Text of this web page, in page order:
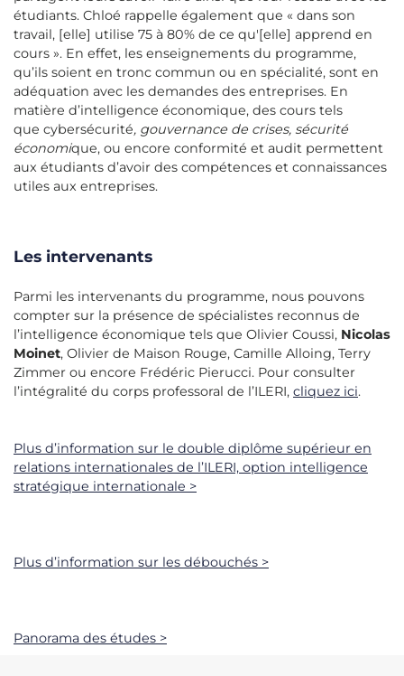
étudiants. Chloé rappelle également que « dans son
travail, [elle] utilise 75 à 80% de ce qu'[elle] apprend en
cours ». En effet, les enseignements du programme,
qu’ils soient en tronc commun ou en spécialité, sont en
adéquation avec les demandes des entreprises. En
matière d’intelligence économique, des cours tels
que cybersécurité, gouvernance de crises, sécurité
économique, ou encore conformité et audit permettent
aux étudiants d’avoir des compétences et connaissances
utiles aux entreprises.
Les intervenants
Parmi les intervenants du programme, nous pouvons
compter sur la présence de spécialistes reconnus de
l’intelligence économique tels que Olivier Coussi, Nicolas
Moinet, Olivier de Maison Rouge, Camille Alloing, Terry
Zimmer ou encore Frédéric Pierucci. Pour consulter
l’intégralité du corps professoral de l’ILERI, cliquez ici.
Plus d’information sur le double diplôme supérieur en
relations internationales de l’ILERI, option intelligence
stratégique internationale >
Plus d’information sur les débouchés >
Panorama des études >